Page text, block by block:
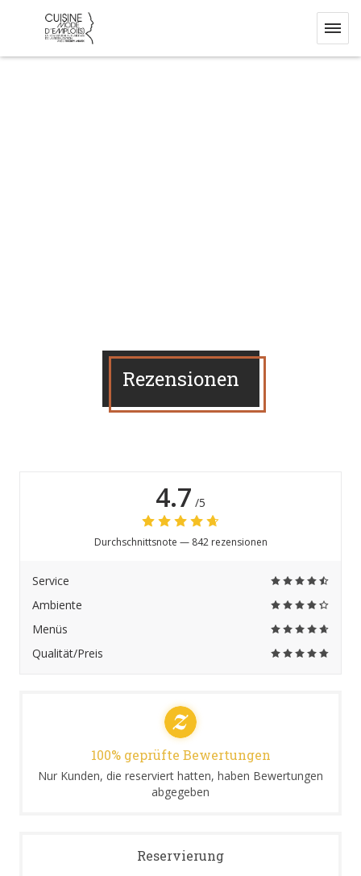
Rezensionen
4.7 /5
Durchschnittsnote — 842 rezensionen
Service
Ambiente
Menüs
Qualität/Preis
100% geprüfte Bewertungen
Nur Kunden, die reserviert hatten, haben Bewertungen
abgegeben
Reservierung